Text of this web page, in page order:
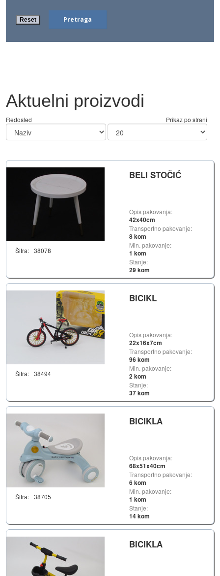
Aktuelni proizvodi
Redosled Prikaz po strani
Šifra: 38078
BELI STOČIĆ
Opis pakovanja:
42x40cm
Transportno pakovanje:
8 kom
Min. pakovanje:
1 kom
Stanje:
29 kom
Šifra: 38494
BICIKL
Opis pakovanja:
22x16x7cm
Transportno pakovanje:
96 kom
Min. pakovanje:
2 kom
Stanje:
37 kom
Šifra: 38705
BICIKLA
Opis pakovanja:
68x51x40cm
Transportno pakovanje:
6 kom
Min. pakovanje:
1 kom
Stanje:
14 kom
BICIKLA